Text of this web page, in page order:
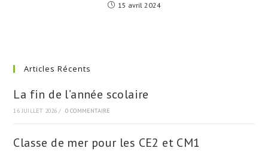
15 avril 2024
Articles Récents
La fin de l’année scolaire
16 JUILLET 2026 / 0 COMMENTAIRE
Classe de mer pour les CE2 et CM1